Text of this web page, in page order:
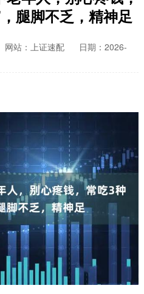
腿脚不乏，精神足
网站：上证速配
日期：2026-